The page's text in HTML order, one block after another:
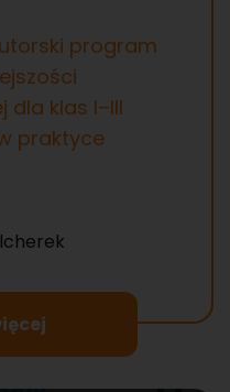
program
dla klas I–III
praktyce